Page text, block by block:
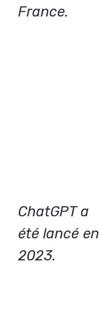
France.
ChatGPT a
été lancé en
2023.